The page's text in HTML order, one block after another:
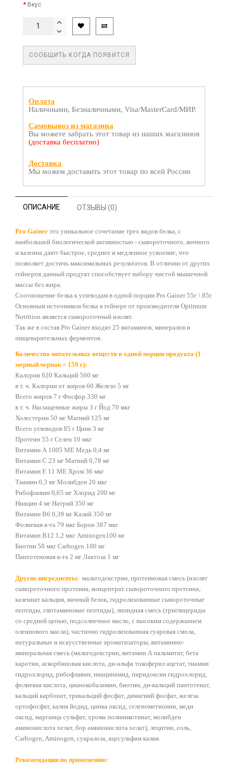
Вкус
СООБЩИТЬ КОГДА ПОЯВИТСЯ
Оплата
Наличными, Безналичными, Visa/MasterCard/МИР.
Самовывоз из магазина
Вы можете забрать этот товар из наших магазинов
(доставка бесплатно)
Доставка
Мы можем доставить этот товар по всей России
ОПИСАНИЕ ОТЗЫВЫ (0)
Pro Gainer это уникальное сочетание трех видов белка, с
наибольшей биологической активностью - сывороточного, яичного
и казеина дают быстрое, среднее и медленное усвоение, что
позволяет достичь максимальных результатов. В отличии от других
гейнеров данный продукт способствует набору чистой мышечной
массы без жира.
Соотношение белка к углеводам в одной порции Pro Gainer55г. \ 85г.
Основным источником белка в гейнере от производителя Optimum
Nutrition является сывороточный изолят.
Так же в состав Pro Gainer входят 25 витаминов, минералов и
пищеварительных ферментов.
Количество питательных веществ в одной порции продукта (1
мерный черпак = 159 г):
Калории 620 Кальций 560 мг
в т. ч. Калории от жиров 60 Железо 5 мг
Всего жиров 7 г Фосфор 330 мг
в т. ч. Насыщенные жиры 3 г Йод 70 мкг
Холестерин 50 мг Магний 125 мг
Всего углеводов 85 г Цинк 3 мг
Протеин 55 г Селен 10 мкг
Витамин А 1005 МЕ Медь 0,4 мг
Витамин С 23 мг Магний 0,78 мг
Витамин Е 11 МЕ Хром 36 мкг
Тиамин 0,3 мг Молибден 20 мкг
Рибофлавин 0,65 мг Хлорид 200 мг
Ниацин 4 мг Натрий 350 мг
Витамин В6 0,39 мг Калий 350 мг
Фолиевая к-та 79 мкг Борон 387 мкг
Витамин В12 1,2 мкг Aminogen100 мг
Биотин 58 мкг Carbogen 100 мг
Пантотеновая к-та 2 мг Лактоза 1 мг
Другие ингредиенты: мальтодекстрин, протеиновая смесь (изолят
сывороточного протеина, концентрат сывороточного протеина,
казеинат кальция, яичный белок, гидролизованные сывороточные
пептиды, глютаминовые пептиды), липидная смесь (триглицериды
со средней цепью, подсолнечное масло, с высоким содержанием
олеинового масла), частично гидролизованная гуаровая смола,
натуральные и искусственные ароматизаторы, витаминно-
минеральная смесь (мальтодекстрин, витамин А пальмитат, бета
каротин, аскорбиновая кислота, ди-альфа токоферил ацетат, тиамин
гидрохлорид, рибофлавин, ниацинамид, пиридоксин гидрохлорид,
фолиевая кислота, цианокобаламин, биотин, ди-кальций пантотенат,
кальций карбонат, трикальций фосфат, димагний фосфат, железа
ортофосфат, калия йодид, цинка оксид, селенометионин, меди
оксид, марганца сульфат, хрома полиникотинат, молибден
аминокислота хелат, бор аминокислота хелат), лецитин, соль,
Carbogen, Aminogen, сукралоза, ацесульфам калия.
Рекомендации по применению: